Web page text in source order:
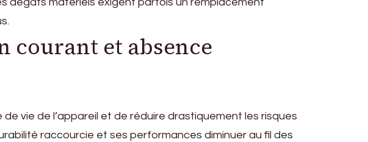
courant et absence
vie de l’appareil et de réduire drastiquement les risques
raccourcie et ses performances diminuer au fil des